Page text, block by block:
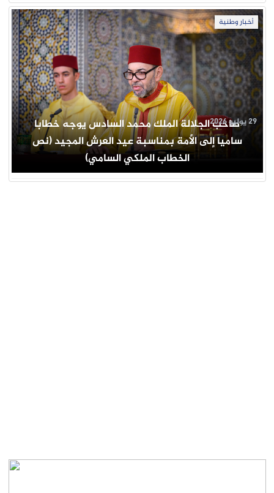
أخبار وطنية
صاحب الجلالة الملك محمد السادس يوجه خطابا
ساميا إلى الأمة بمناسبة عيد العرش المجيد (نص
الخطاب الملكي السامي)
29 يوليو 2026